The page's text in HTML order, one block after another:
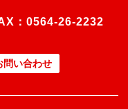
：0564-26-2232
問い合わせ